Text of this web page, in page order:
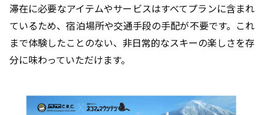
滞在に必要なアイテムやサービスはすべてプランに含まれ
ているため、宿泊場所や交通手段の手配が不要です。これ
まで体験したことのない、非日常的なスキーの楽しさを存
分に味わっていただけます。